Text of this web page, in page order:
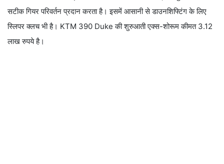
सटीक गियर परिवर्तन प्रदान करता है। इसमें आसानी से डाउनशिफ्टिंग के लिए
स्लिपर क्लच भी है। KTM 390 Duke की शुरुआती एक्स-शोरूम कीमत 3.12
लाख रुपये है।